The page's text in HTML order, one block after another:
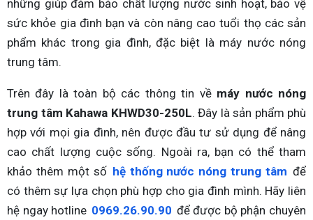
những giúp đảm bảo chất lượng nước sinh hoạt, bảo vệ
sức khỏe gia đình bạn và còn nâng cao tuổi thọ các sản
phẩm khác trong gia đình, đặc biệt là máy nước nóng
trung tâm.
Trên đây là toàn bộ các thông tin về máy nước nóng
trung tâm Kahawa KHWD30-250L. Đây là sản phẩm phù
hợp với mọi gia đình, nên được đầu tư sử dụng để nâng
cao chất lượng cuộc sống. Ngoài ra, bạn có thể tham
khảo thêm một số hệ thống nước nóng trung tâm để
có thêm sự lựa chọn phù hợp cho gia đình mình. Hãy liên
hệ ngay hotline 0969.26.90.90 để được bộ phận chuyên